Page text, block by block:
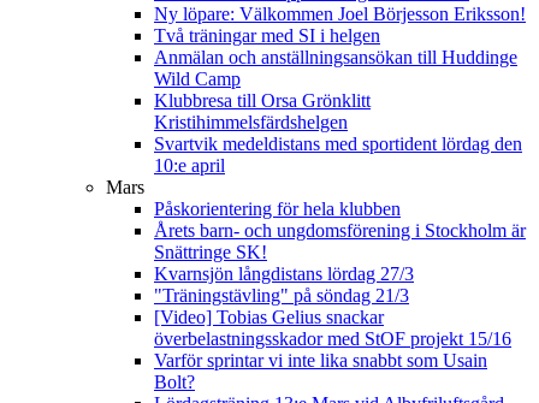
Ny löpare: Välkommen Joel Börjesson Eriksson!
Två träningar med SI i helgen
Anmälan och anställningsansökan till Huddinge
Wild Camp
Klubbresa till Orsa Grönklitt
Kristihimmelsfärdshelgen
Svartvik medeldistans med sportident lördag den
10:e april
Mars
Påskorientering för hela klubben
Årets barn- och ungdomsförening i Stockholm är
Snättringe SK!
Kvarnsjön långdistans lördag 27/3
"Träningstävling" på söndag 21/3
[Video] Tobias Gelius snackar
överbelastningsskador med StOF projekt 15/16
Varför sprintar vi inte lika snabbt som Usain
Bolt?